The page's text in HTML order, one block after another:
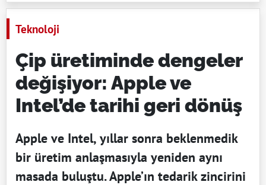
Teknoloji
Çip üretiminde dengeler
değişiyor: Apple ve
Intel’de tarihi geri dönüş
Apple ve Intel, yıllar sonra beklenmedik
bir üretim anlaşmasıyla yeniden aynı
masada buluştu. Apple’ın tedarik zincirini